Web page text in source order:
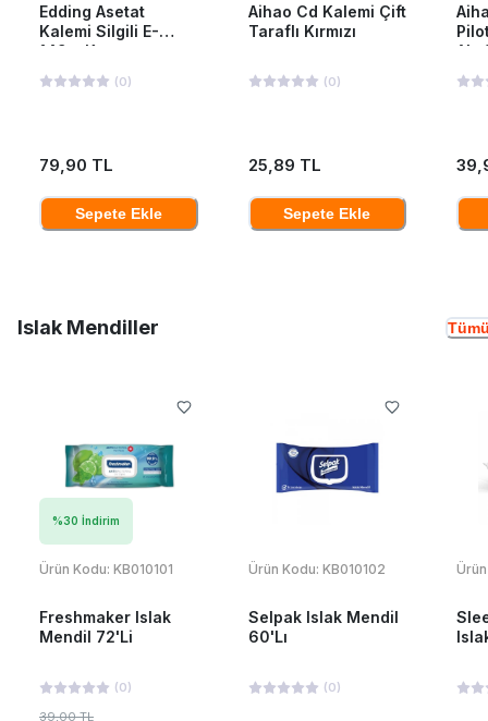
Edding Asetat
Kalemi Silgili E-
149m Kırmızı
(0)
79,90 TL
Sepete Ekle
Aihao Cd Kalemi Çift
Taraflı Kırmızı
(0)
25,89 TL
Sepete Ekle
Islak Mendiller
%30 İndirim
Ürün Kodu: KB010101
Freshmaker Islak
Mendil 72'Li
(0)
39,00 TL
Ürün Kodu: KB010102
Selpak Islak Mendil
60'Lı
(0)